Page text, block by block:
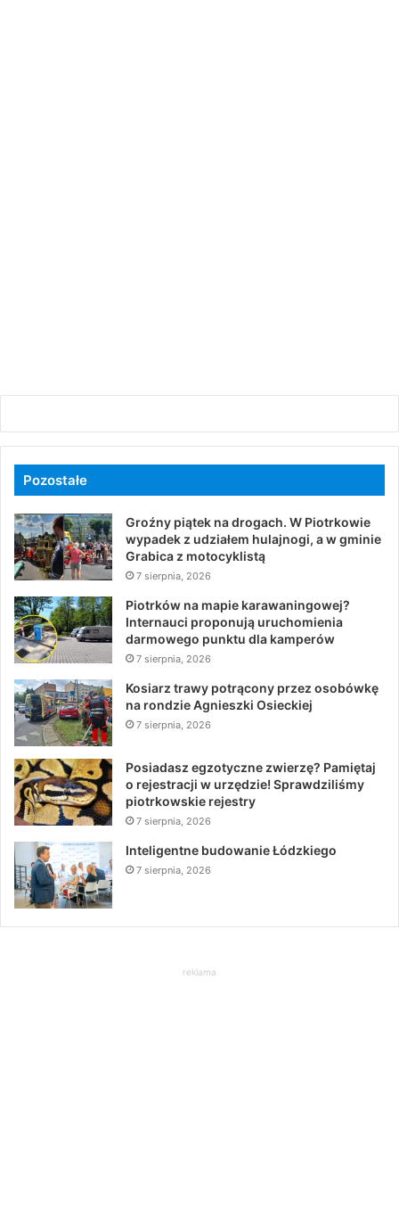
Pozostałe
Groźny piątek na drogach. W Piotrkowie
wypadek z udziałem hulajnogi, a w gminie
Grabica z motocyklistą
7 sierpnia, 2026
Piotrków na mapie karawaningowej?
Internauci proponują uruchomienia
darmowego punktu dla kamperów
7 sierpnia, 2026
Kosiarz trawy potrącony przez osobówkę
na rondzie Agnieszki Osieckiej
7 sierpnia, 2026
Posiadasz egzotyczne zwierzę? Pamiętaj
o rejestracji w urzędzie! Sprawdziliśmy
piotrkowskie rejestry
7 sierpnia, 2026
Inteligentne budowanie Łódzkiego
7 sierpnia, 2026
reklama